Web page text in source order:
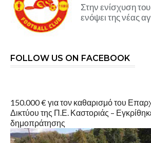
Στην ενίσχυση
ενόψει της νέας
FOLLOW US ON FACEBOOK
150.000 € για τον καθαρισμό του
Δικτύου της Π.Ε. Καστοριάς –
δημοπράτησης